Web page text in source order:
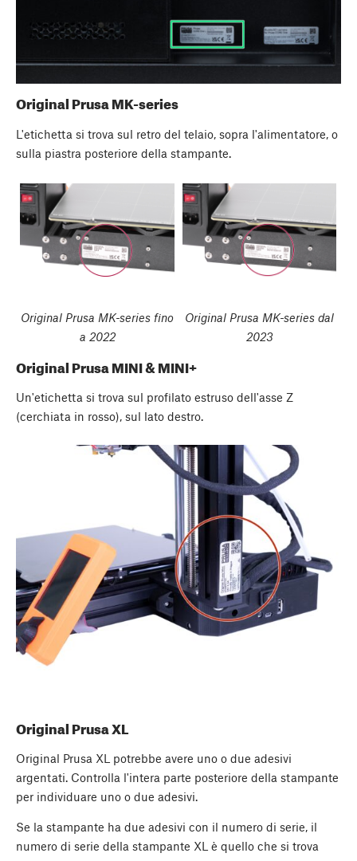
Original Prusa MK-series
L'etichetta si trova sul retro del telaio, sopra l'alimentatore, o
sulla piastra posteriore della stampante.
Original Prusa MK-series fino
a 2022
Original Prusa MK-series dal
2023
Original Prusa MINI & MINI+
Un'etichetta si trova sul profilato estruso dell'asse Z
(cerchiata in rosso), sul lato destro.
Original Prusa XL
Original Prusa XL potrebbe avere uno o due adesivi
argentati. Controlla l'intera parte posteriore della stampante
per individuare uno o due adesivi.
Se la stampante ha due adesivi con il numero di serie, il
numero di serie della stampante XL è quello che si trova